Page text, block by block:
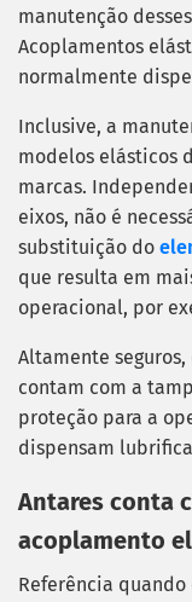
manutenção
Acoplamentos
normalmente
Inclusive, a
modelos elásticos
marcas.
eixos, não é
substituição do
que resulta em
operacional, por
Altamente
contam com a
proteção para a
dispensam
Antares conta
acoplamento
Referência